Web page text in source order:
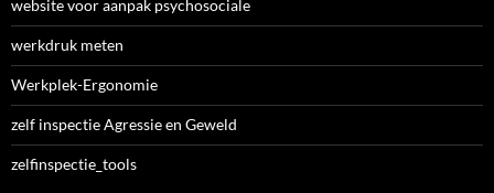
website voor aanpak psychosociale
werkdruk meten
Werkplek-Ergonomie
zelf inspectie Agressie en Geweld
zelfinspectie_tools